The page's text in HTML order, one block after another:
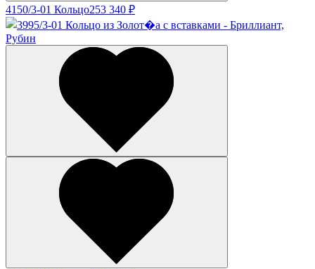
4150/3-01 Кольцо253 340 ₽